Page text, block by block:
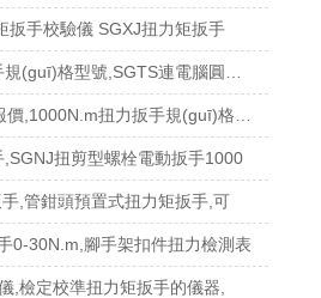
扳手校驗儀 SGXJ扭力矩扳手
格型號,SGTS連電腦圓頭子數
,1000N.m扭力扳手規(guī)格型號,
,SGNJ扭剪型螺栓電動扳手1000
,管鉗頭預置式扭力矩扳手,可
0-30N.m,腳手架扣件扭力檢測表
,檢定校準扭力矩扳手的儀器,